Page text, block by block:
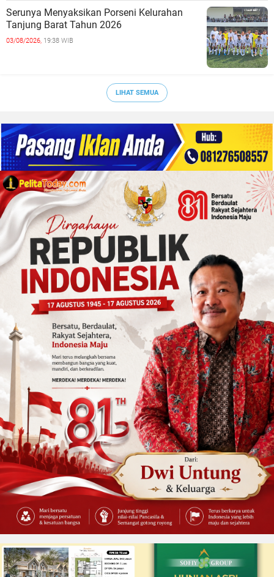
Serunya Menyaksikan Porseni Kelurahan
Tanjung Barat Tahun 2026
03/08/2026, 19:38 WIB
LIHAT SEMUA